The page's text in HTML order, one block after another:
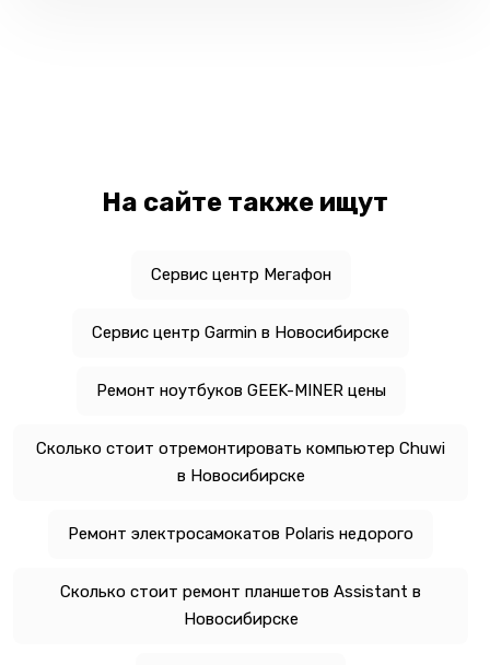
На сайте также ищут
Сервис центр Мегафон
Сервис центр Garmin в Новосибирске
Ремонт ноутбуков GEEK-MINER цены
Сколько стоит отремонтировать компьютер Chuwi
в Новосибирске
Ремонт электросамокатов Polaris недорого
Сколько стоит ремонт планшетов Assistant в
Новосибирске